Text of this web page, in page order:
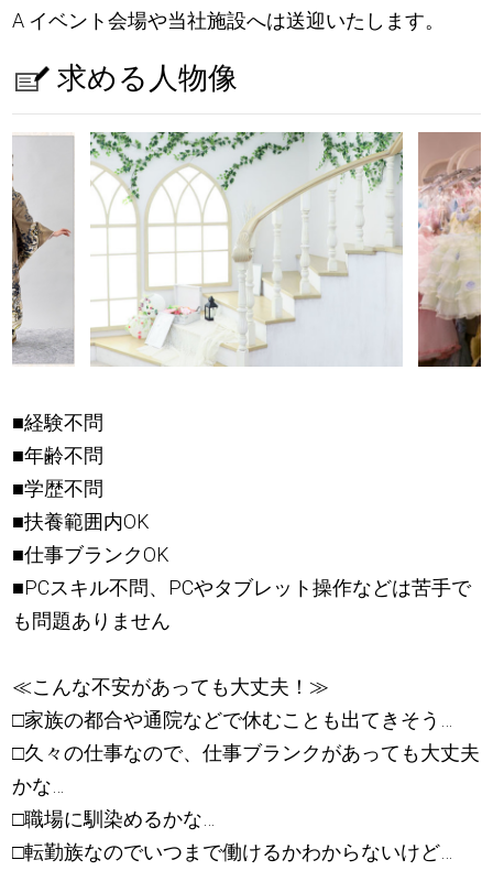
A イベント会場や当社施設へは送迎いたします。
求める人物像
■経験不問
■年齢不問
■学歴不問
■扶養範囲内OK
■仕事ブランクOK
■PCスキル不問、PCやタブレット操作などは苦手で
も問題ありません
≪こんな不安があっても大丈夫！≫
□家族の都合や通院などで休むことも出てきそう…
□久々の仕事なので、仕事ブランクがあっても大丈夫
かな…
□職場に馴染めるかな…
□転勤族なのでいつまで働けるかわからないけど…